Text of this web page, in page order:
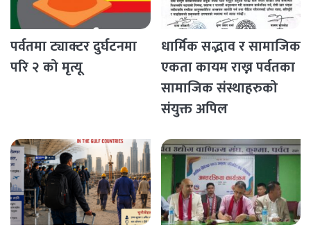
पर्वतमा ट्याक्टर दुर्घटनमा
परि २ को मृत्यू
धार्मिक सद्भाव र सामाजिक
एकता कायम राख्न पर्वतका
सामाजिक संस्थाहरुको
संयुक्त अपिल